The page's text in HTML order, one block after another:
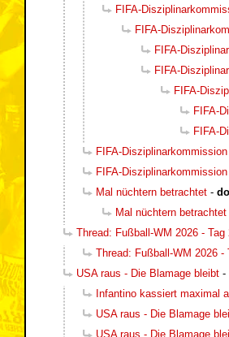
FIFA-
FIFA-
FIFA-
FIFA-
FIFA-
FIFA-
FIFA-
FIFA-
FIFA-
Mal nüchtern betrachtet -
Mal nüchtern betrachtet
Thread: Fußball-WM 2026 - Tag
Thread: Fußball-WM 2026 -
USA raus - Die Blamage bleibt -
Infantino kassiert maximal
USA raus - Die Blamage
USA raus - Die Blamage